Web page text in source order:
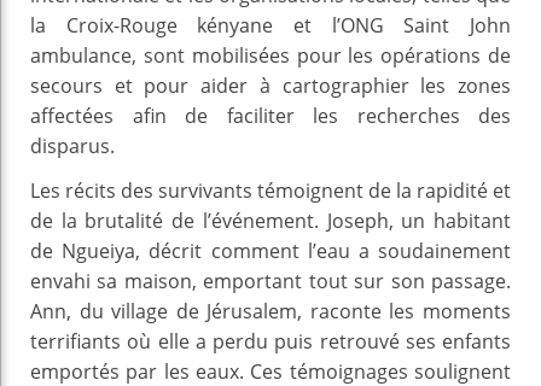
la Croix-Rouge kényane et l’ONG Saint John
ambulance, sont mobilisées pour les opérations de
secours et pour aider à cartographier les zones
affectées afin de faciliter les recherches des
disparus.
Les récits des survivants témoignent de la rapidité et
de la brutalité de l’événement. Joseph, un habitant
de Ngueiya, décrit comment l’eau a soudainement
envahi sa maison, emportant tout sur son passage.
Ann, du village de Jérusalem, raconte les moments
terrifiants où elle a perdu puis retrouvé ses enfants
emportés par les eaux. Ces témoignages soulignent